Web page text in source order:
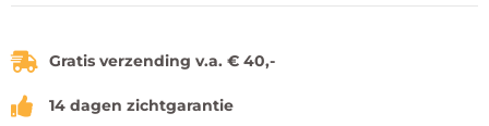
Gratis verzending v.a. € 40,-
14 dagen zichtgarantie